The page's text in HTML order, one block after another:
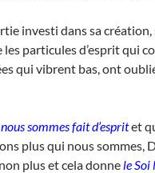
investi dans sa création,
les particules d’esprit qui
qui vibrent bas, ont
nous sommes fait d’espritet
plus qui nous sommes,
plus et cela donne le